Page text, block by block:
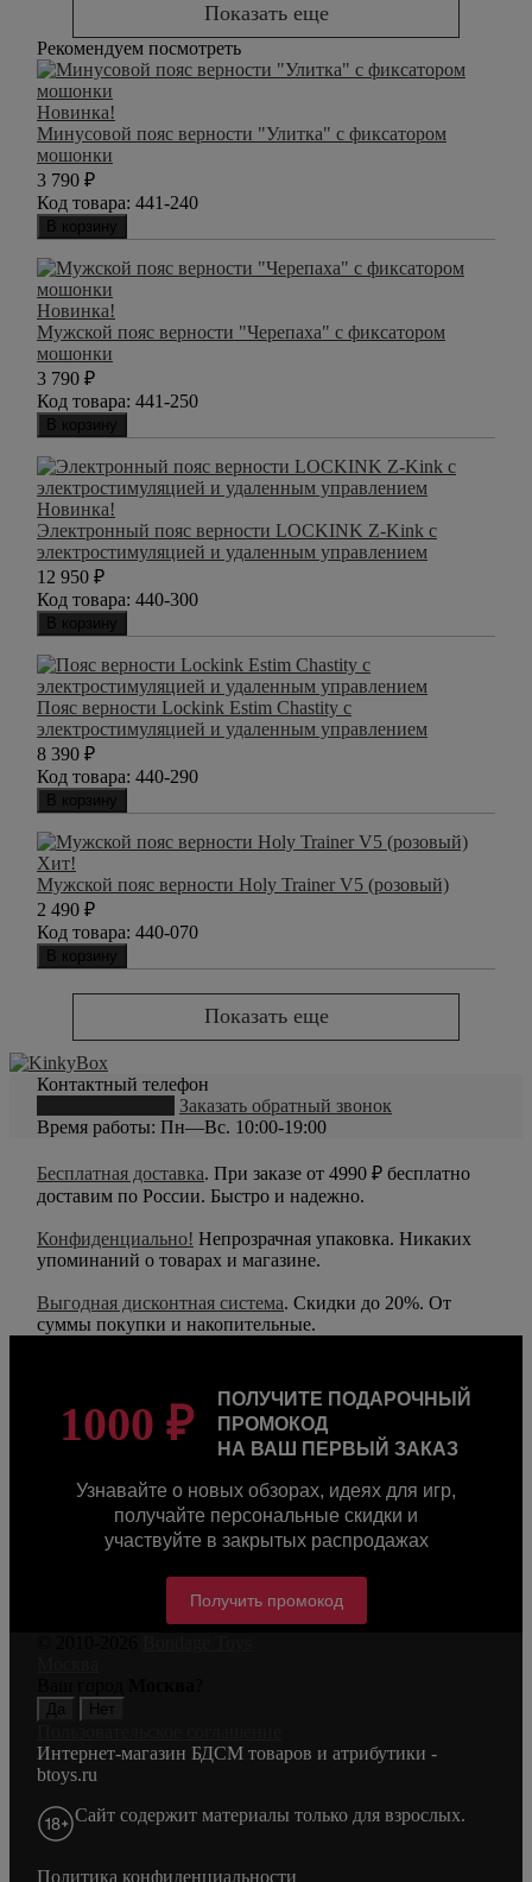
Показать еще
Рекомендуем посмотреть
Новинка!
Минусовой пояс верности "Улитка" с фиксатором
мошонки
3 790 ₽
Код товара: 441-240
В корзину
Новинка!
Мужской пояс верности "Черепаха" с фиксатором
мошонки
3 790 ₽
Код товара: 441-250
В корзину
Новинка!
Электронный пояс верности LOCKINK Z-Kink с
электростимуляцией и удаленным управлением
12 950 ₽
Код товара: 440-300
В корзину
Пояс верности Lockink Estim Chastity с
электростимуляцией и удаленным управлением
8 390 ₽
Код товара: 440-290
В корзину
Хит!
Мужской пояс верности Holy Trainer V5 (розовый)
2 490 ₽
Код товара: 440-070
В корзину
Показать еще
Контактный телефон
Заказать обратный звонок
Время работы: Пн—Вс. 10:00-19:00
Бесплатная доставка. При заказе от 4990 ₽ бесплатно
доставим по России. Быстро и надежно.
Конфиденциально! Непрозрачная упаковка. Никаких
упоминаний о товарах и магазине.
Выгодная дисконтная система. Скидки до 20%. От
суммы покупки и накопительные.
1000 ₽
ПОЛУЧИТЕ ПОДАРОЧНЫЙ
ПРОМОКОД
НА ВАШ ПЕРВЫЙ ЗАКАЗ
Узнавайте о новых обзорах, идеях для игр,
получайте персональные скидки и
участвуйте в закрытых распродажах
Получить промокод
Интернет-магазин БДСМ товаров и атрибутики -
btoys.ru
Сайт содержит материалы только для взрослых.
Политика конфиденциальности